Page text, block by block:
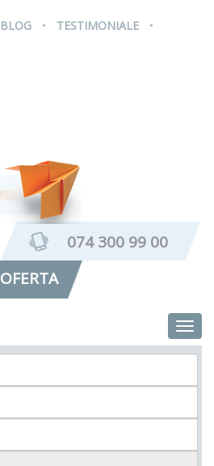
BLOG . TESTIMONIALE .
074 300 99 00
OFERTA